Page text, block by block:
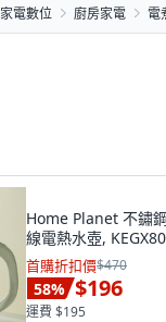
家電數位 廚房家電 電
Home Planet 不鏽
線電熱水壺,
首購折扣價$470
58% $196
運費 $195